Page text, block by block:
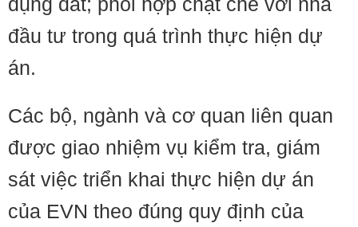
đầu tư trong quá trình thực hiện dự
án.
Các bộ, ngành và cơ quan liên quan
được giao nhiệm vụ kiểm tra, giám
sát việc triển khai thực hiện dự án
của EVN theo đúng quy định của